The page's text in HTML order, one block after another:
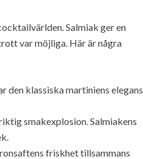
Salmiak ger en
var möjliga. Här är några
den klassiska martiniens elegans
smakexplosion. Salmiakens
friskhet tillsammans